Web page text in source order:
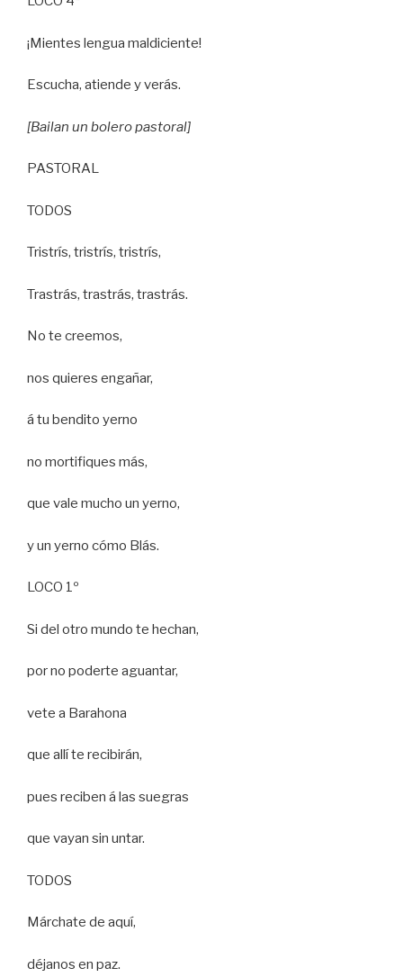
¡Mientes lengua maldiciente!
Escucha, atiende y verás.
[Bailan un bolero pastoral]
PASTORAL
TODOS
Tristrís, tristrís, tristrís,
Trastrás, trastrás, trastrás.
No te creemos,
nos quieres engañar,
á tu bendito yerno
no mortifiques más,
que vale mucho un yerno,
y un yerno cómo Blás.
LOCO 1º
Si del otro mundo te hechan,
por no poderte aguantar,
vete a Barahona
que allí te recibirán,
pues reciben á las suegras
que vayan sin untar.
TODOS
Márchate de aquí,
déjanos en paz.